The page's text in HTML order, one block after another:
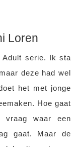
Loren
Adult serie. Ik sta
deze had wel
het met jonge
Hoe gaat
waar een
gaat. Maar de